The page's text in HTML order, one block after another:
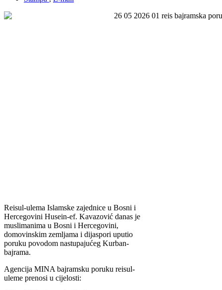
Reisul-ulema Islamske zajednice u Bosni i
Hercegovini Husein-ef. Kavazović danas je
muslimanima u Bosni i Hercegovini,
domovinskim zemljama i dijaspori uputio
poruku povodom nastupajućeg Kurban-
bajrama.
Agencija MINA bajramsku poruku reisul-
uleme prenosi u cijelosti: